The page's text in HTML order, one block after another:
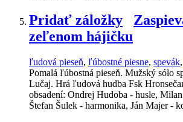
Pridať záložky
zeľenom hájičku
ľudová pieseň, ľúbostné piesne, spevák,
Pomalá ľúbostná pieseň. Mužský sólo
Lučaj. Hrá ľudová hudba Fsk
obsadení: Ondrej Hudoba - husle,
Štefan Šulek - harmonika, Ján Majer -